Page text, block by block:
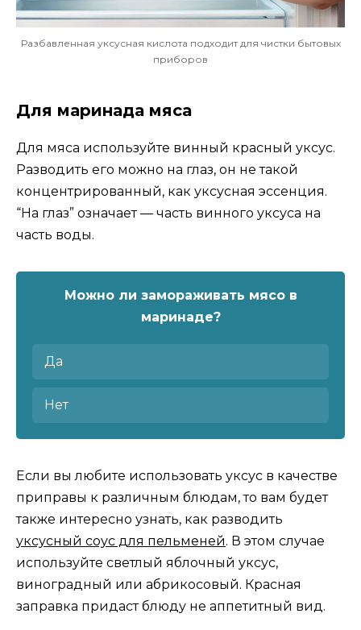
Разбавленная уксусная кислота подходит для чистки бытовых
приборов
Для маринада мяса
Для мяса используйте винный красный уксус.
Разводить его можно на глаз, он не такой
концентрированный, как уксусная эссенция.
“На глаз” означает — часть винного уксуса на
часть воды.
Можно ли замораживать мясо в
маринаде?
Да
Нет
Если вы любите использовать уксус в качестве
приправы к различным блюдам, то вам будет
также интересно узнать, как разводить
уксусный соус для пельменей. В этом случае
используйте светлый яблочный уксус,
виноградный или абрикосовый. Красная
заправка придаст блюду не аппетитный вид.